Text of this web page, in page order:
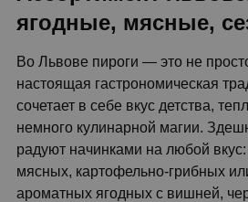
ягодные, мясные,
Во Львове пироги — это не
настоящая гастрономическая
сочетает в себе вкус детства,
немного кулинарной магии.
радуют начинками на любой вкус:
мясных, картофельно-грибных
ароматных ягодных с вишней,